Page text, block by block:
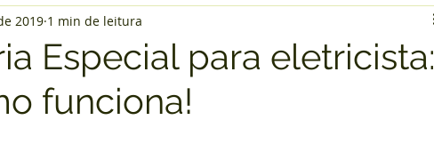
Perícia Médica INSS
Especial para eletricista:
funciona!
2019 1 min de leitura